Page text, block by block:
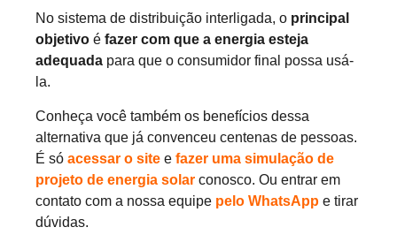
No sistema de distribuição interligada, o principal
objetivo é fazer com que a energia esteja
adequada para que o consumidor final possa usá-
la.
Conheça você também os benefícios dessa
alternativa que já convenceu centenas de pessoas.
É só acessar o site e fazer uma simulação de
projeto de energia solar conosco. Ou entrar em
contato com a nossa equipe pelo WhatsApp e tirar
dúvidas.